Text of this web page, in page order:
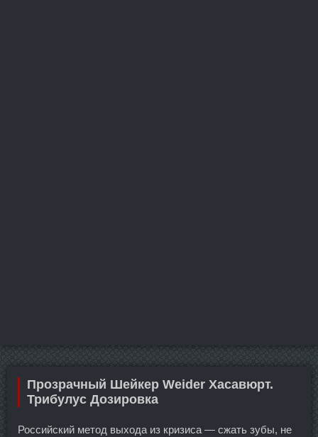
Прозрачный Шейкер Weider Хасавюрт.
Трибулус Дозировка
Российский метод выхода из кризиса — сжать зубы, не